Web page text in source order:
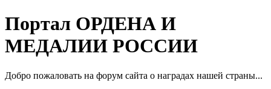
Портал ОРДЕНА И
МЕДАЛИИ РОССИИ
Добро пожаловать на форум сайта о наградах нашей страны...